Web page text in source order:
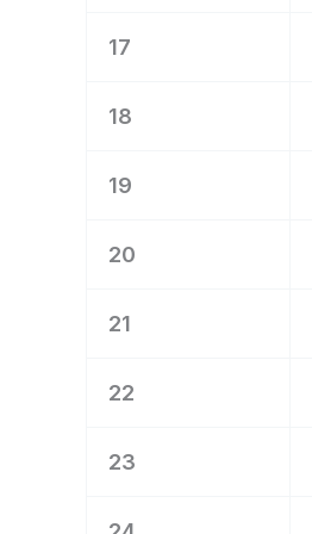
17
18
19
20
21
22
23